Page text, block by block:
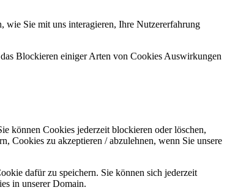
wie Sie mit uns interagieren, Ihre Nutzererfahrung
Blockieren einiger Arten von Cookies Auswirkungen
können Cookies jederzeit blockieren oder löschen,
Cookies zu akzeptieren / abzulehnen, wenn Sie unsere
dafür zu speichern. Sie können sich jederzeit
in unserer Domain.